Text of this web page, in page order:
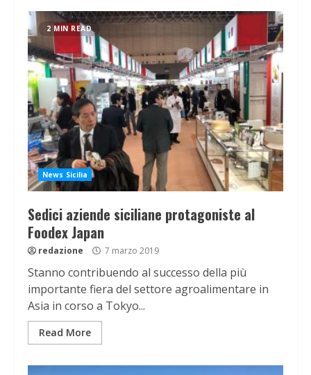
2 MIN READ
News Sicilia
Sedici aziende siciliane protagoniste al
Foodex Japan
redazione 7 marzo 2019
Stanno contribuendo al successo della più
importante fiera del settore agroalimentare in
Asia in corso a Tokyo...
Read More